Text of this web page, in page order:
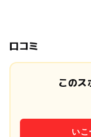
口コミ
この
いこ